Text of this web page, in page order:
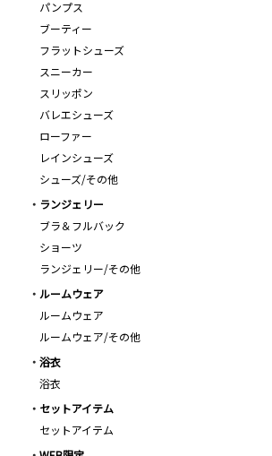
パンプス
ブーティー
フラットシューズ
スニーカー
スリッポン
バレエシューズ
ローファー
レインシューズ
シューズ/その他
ランジェリー
ブラ＆フルバック
ショーツ
ランジェリー/その他
ルームウェア
ルームウェア
ルームウェア/その他
浴衣
浴衣
セットアイテム
セットアイテム